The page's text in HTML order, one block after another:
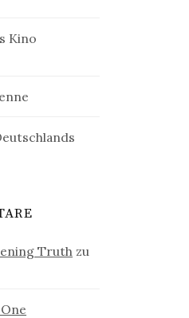
Kino
Truth zu